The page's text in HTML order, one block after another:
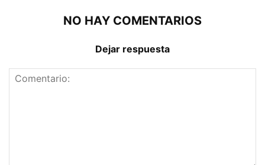
NO HAY COMENTARIOS
Dejar respuesta